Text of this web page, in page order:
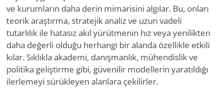
ve kurumların daha derin mimarisini algılar. Bu, onları
teorik araştırma, stratejik analiz ve uzun vadeli
tutarlılık ile hatasız akıl yürütmenin hız veya yenilikten
daha değerli olduğu herhangi bir alanda özellikle etkili
kılar. Sıklıkla akademi, danışmanlık, mühendislik ve
politika geliştirme gibi, güvenilir modellerin yaratıldığı
ilerlemeyi sürükleyen alanlara çekilirler.